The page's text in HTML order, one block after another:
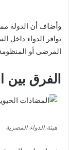
وأضاف أن الدولة
توافر الدواء
المرضى أو المنظومة
الفرق بين
هيئة الدواء المصرية